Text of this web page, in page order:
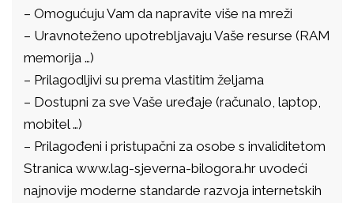
– Omogućuju Vam da napravite više na mreži
– Uravnoteženo upotrebljavaju Vaše resurse (RAM
memorija …)
– Prilagodljivi su prema vlastitim željama
– Dostupni za sve Vaše uređaje (računalo, laptop,
mobitel …)
– Prilagođeni i pristupačni za osobe s invaliditetom
Stranica www.lag-sjeverna-bilogora.hr uvodeći
najnovije moderne standarde razvoja internetskih